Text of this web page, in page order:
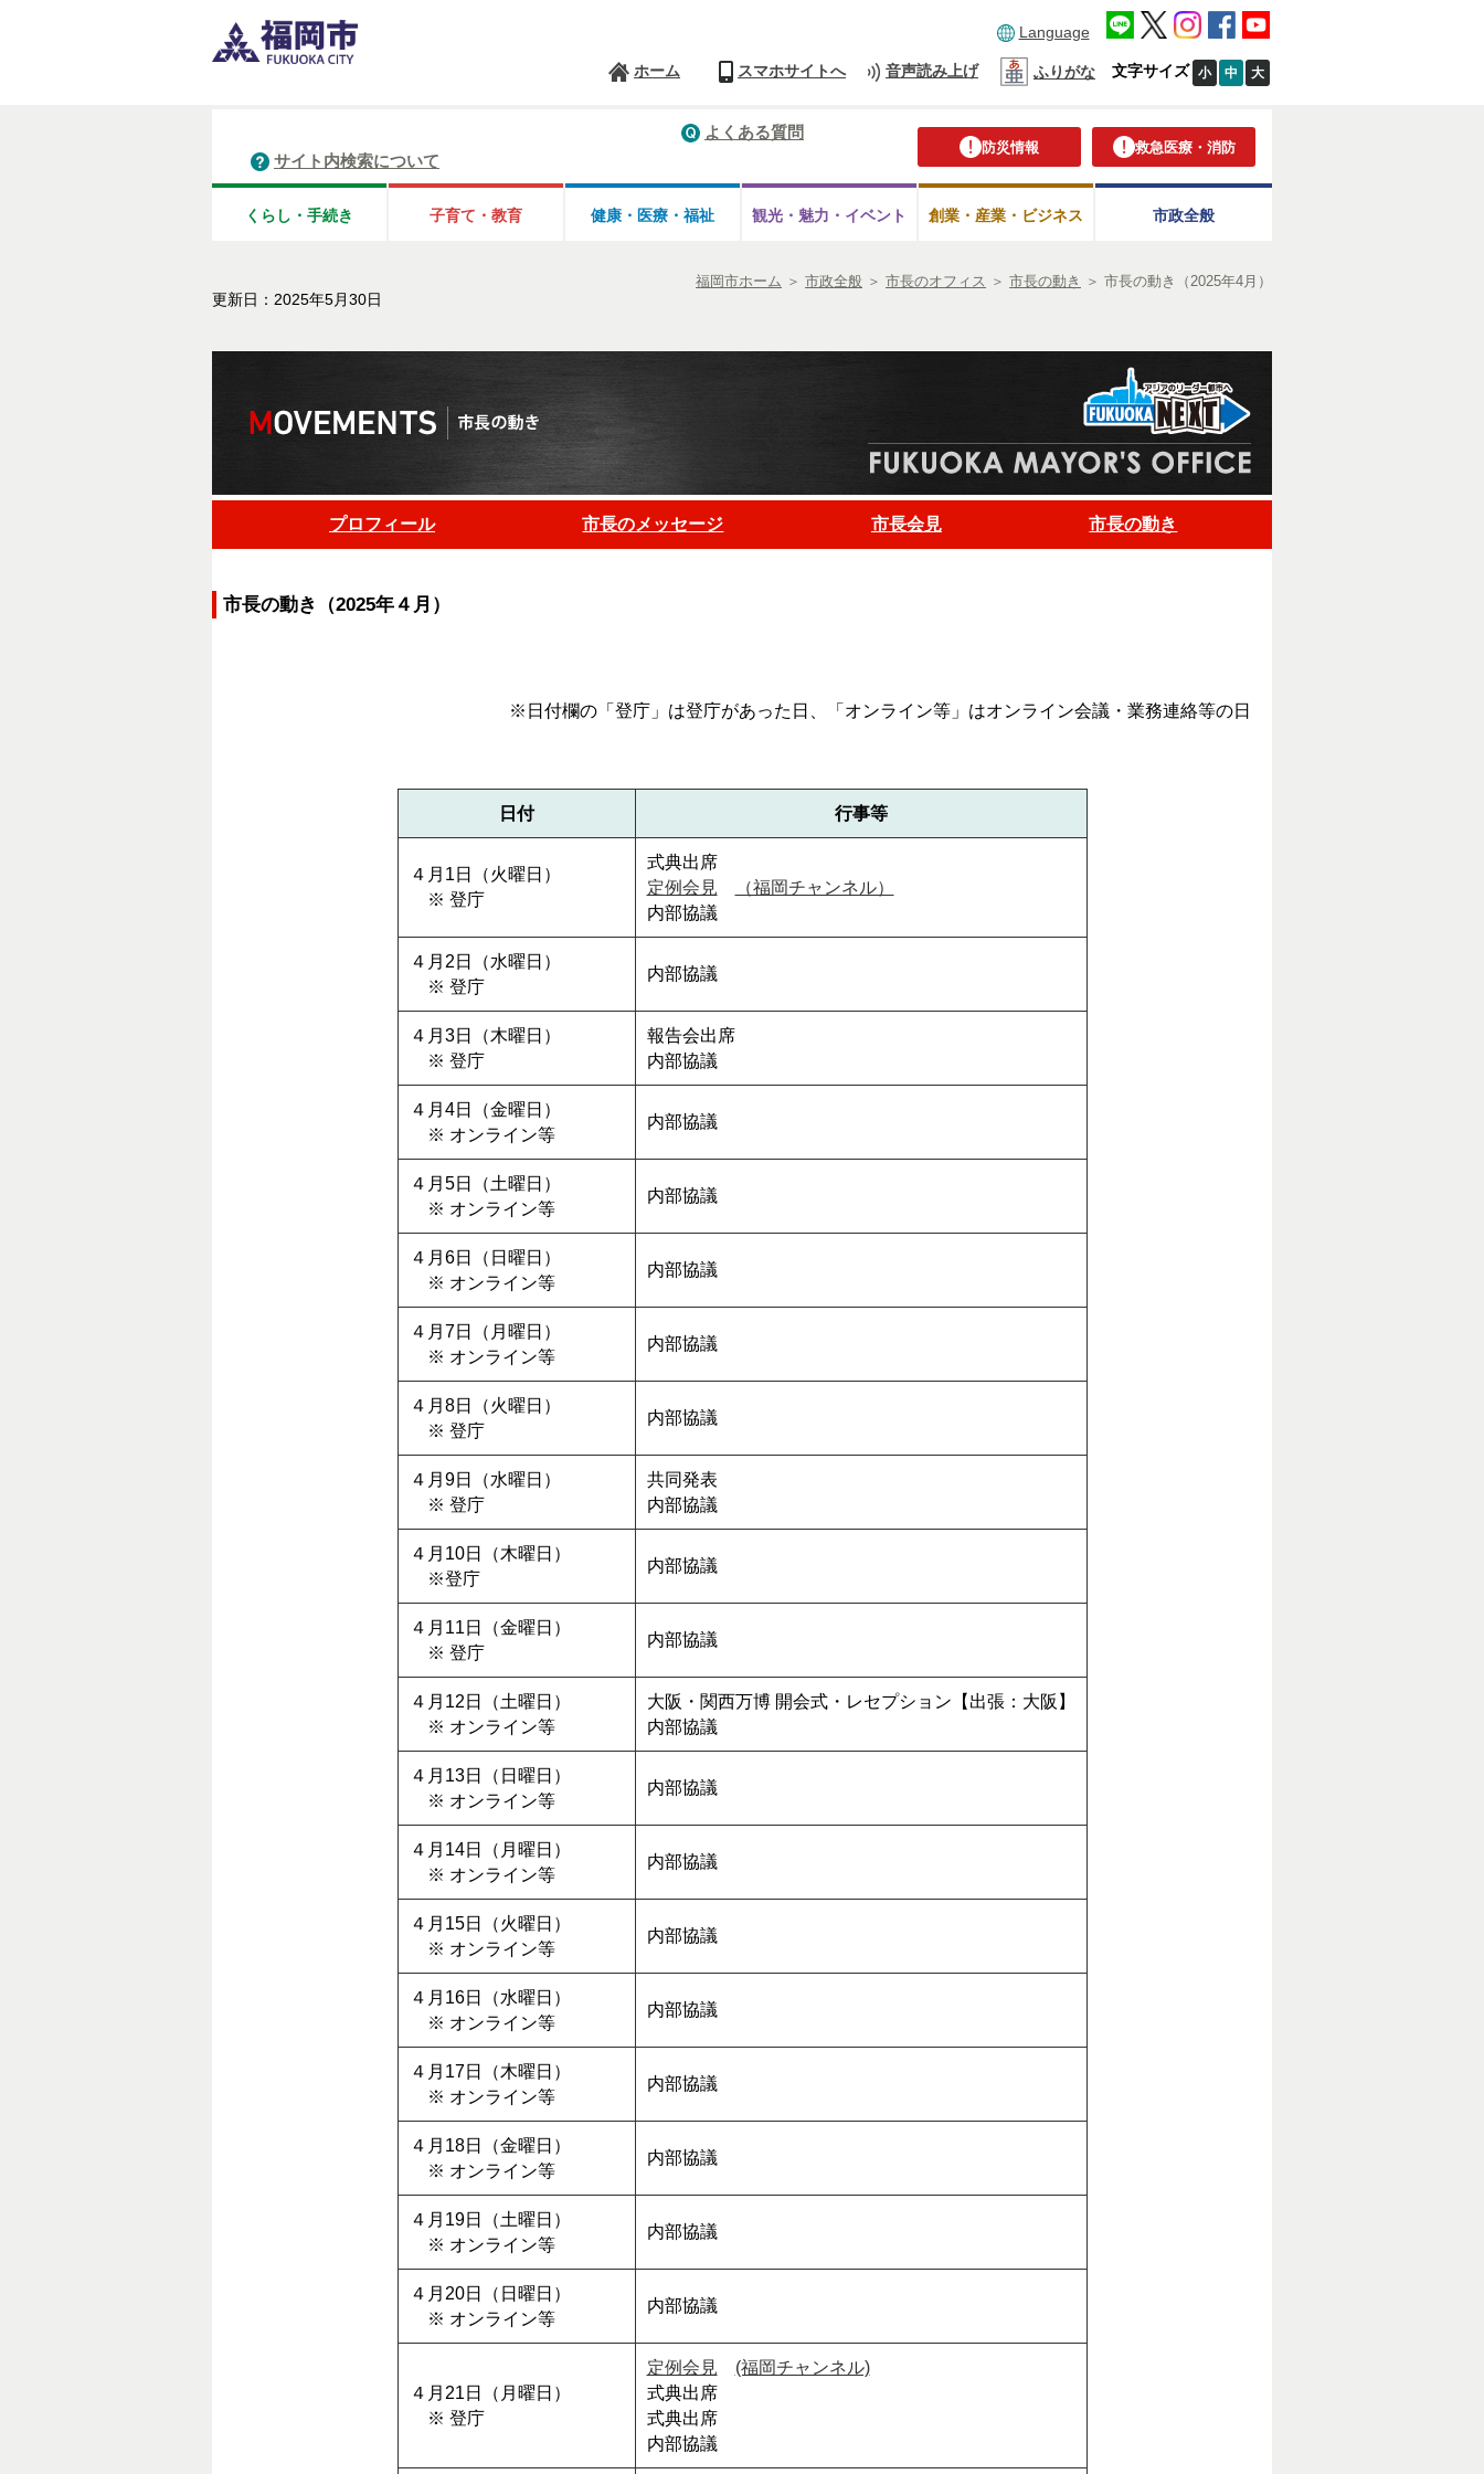
Language
ホーム スマホサイトへ 音声読み上げ ふりがな 文字サイズ 小 中 大
防災情報 救急医療・消防
よくある質問
サイト内検索について
くらし・手続き 子育て・教育 健康・医療・ 福祉 観光・魅力・ イベント 創業・産業・ビジネス 市政全般
福岡市ホーム ＞ 市政全般 ＞ 市長のオフィス ＞ 市長の動き ＞ 市長の動き（2025年4月）
更新日：2025年5月30日
プロフィール 市長のメッセージ 市長会見 市長の動き
市長の動き（2025年４月）
※日付欄の「登庁」は登庁があった日、「オンライン等」はオンライン会議・業務連絡等の日
日付 行事等
４月1日（火曜日）
※ 登庁
式典出席
定例会見
（福岡チャンネル）
内部協議
４月2日（水曜日）
※ 登庁
内部協議
４月3日（木曜日）
※ 登庁
報告会出席
内部協議
４月4日（金曜日）
※ オンライン等
内部協議
４月5日（土曜日）
※ オンライン等
内部協議
４月6日（日曜日）
※ オンライン等
内部協議
４月7日（月曜日）
※ オンライン等
内部協議
４月8日（火曜日）
※ 登庁
内部協議
４月9日（水曜日）
※ 登庁
共同発表
内部協議
４月10日（木曜日）
※登庁
内部協議
４月11日（金曜日）
※ 登庁
内部協議
４月12日（土曜日）
※ オンライン等
大阪・関西万博 開会式・レセプション【出張：大阪】
内部協議
４月13日（日曜日）
※ オンライン等
内部協議
４月14日（月曜日）
※ オンライン等
内部協議
４月15日（火曜日）
※ オンライン等
内部協議
４月16日（水曜日）
※ オンライン等
内部協議
４月17日（木曜日）
※ オンライン等
内部協議
４月18日（金曜日）
※ オンライン等
内部協議
４月19日（土曜日）
※ オンライン等
内部協議
４月20日（日曜日）
※ オンライン等
内部協議
４月21日（月曜日）
※ 登庁
定例会見
(福岡チャンネル)
式典出席
式典出席
内部協議